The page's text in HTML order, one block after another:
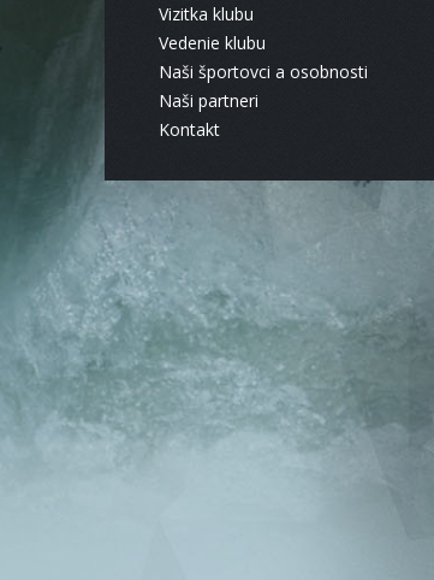
Vizitka klubu
Vedenie klubu
Naši športovci a osobnosti
Naši partneri
Kontakt